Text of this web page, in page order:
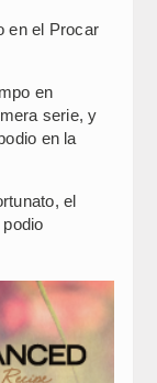
en el Procar
en
serie, y
en la
el